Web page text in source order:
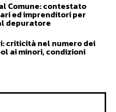
Comune: contestato
ed imprenditori per
depuratore
criticità nel numero dei
ai minori, condizioni